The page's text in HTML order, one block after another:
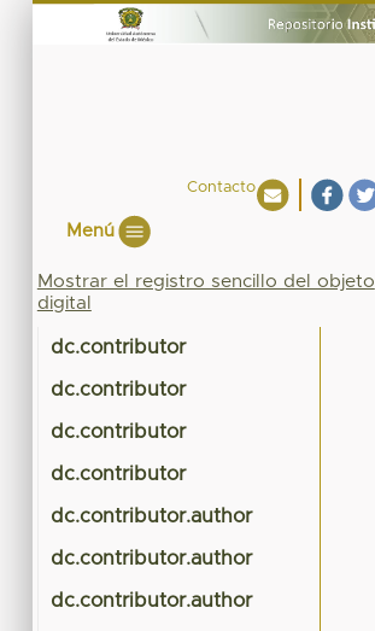
Contacto
Menú
Mostrar el registro sencillo del objeto
digital
dc.contributor
dc.contributor
dc.contributor
dc.contributor
dc.contributor.author
dc.contributor.author
dc.contributor.author